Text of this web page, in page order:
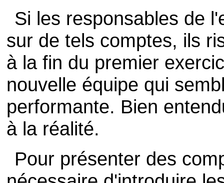
Si les responsables de
sur de tels comptes, ils
à la fin du premier
nouvelle équipe qui
performante. Bien
à la réalité.
Pour présenter des